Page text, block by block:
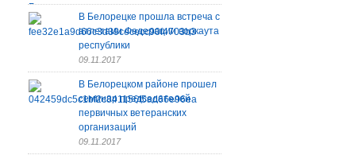
В Белорецке прошла встреча с
атлетами Федерации воркаута
республики
09.11.2017
В Белорецком районе прошел
семинар председателей
первичных ветеранских
организаций
09.11.2017